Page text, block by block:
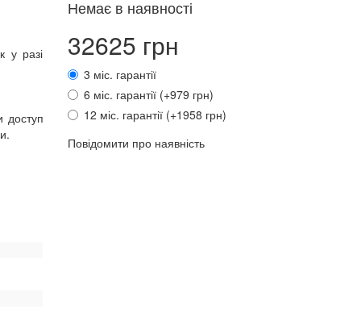
у разі
доступ
Немає в наявності
32625 грн
3 міс. гарантії
6 міс. гарантії (+979 грн)
12 міс. гарантії (+1958 грн)
Повідомити про наявність